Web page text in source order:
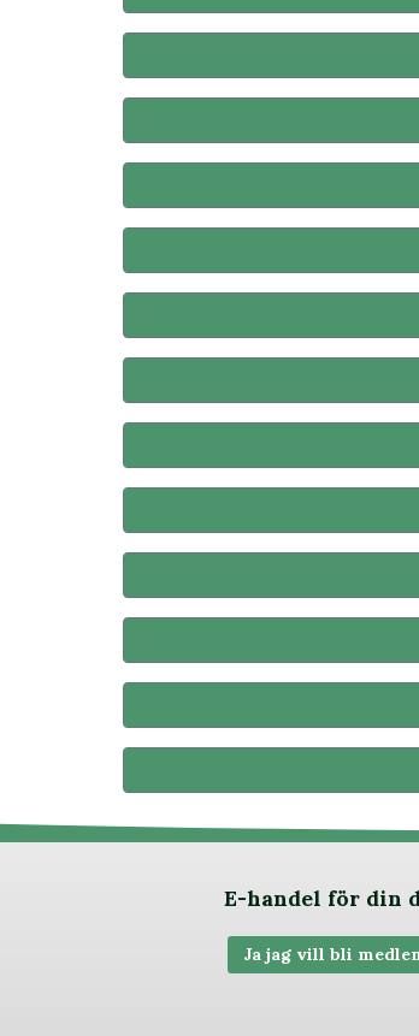
E-handel för din
Ja jag vill bli